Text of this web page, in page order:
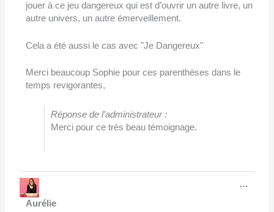
jouer à ce jeu dangereux qui est d’ouvrir un autre livre, un
autre univers, un autre émerveillement.
Cela a été aussi le cas avec "Je Dangereux"
Merci beaucoup Sophie pour ces parenthèses dans le
temps revigorantes,
Réponse de l’administrateur :
Merci pour ce très beau témoignage.
Aurélie
…
cette